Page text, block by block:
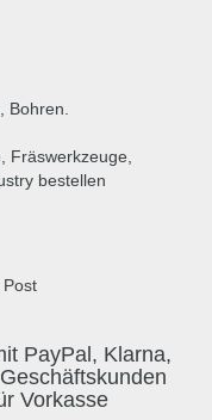
PayPal, Klarna,
Vorkasse